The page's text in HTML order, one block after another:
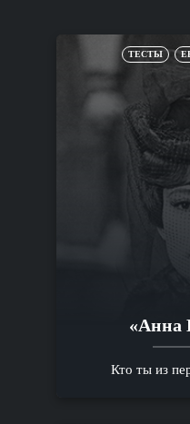
ТЕСТЫ
«Анна
Кто ты из